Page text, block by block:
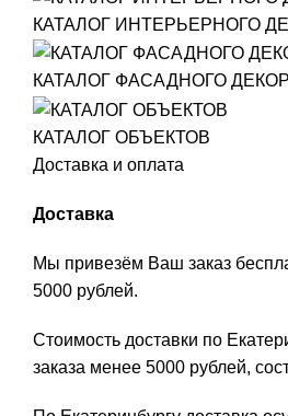
КАТАЛОГ ИНТЕРЬЕРНОГО
КАТАЛОГ ФАСАДНОГО
КАТАЛОГ ОБЪЕКТОВ
Доставка и оплата
Доставка
Мы привезём Ваш заказ
5000 рублей.
Стоимость доставки по
заказа менее 5000 рублей,